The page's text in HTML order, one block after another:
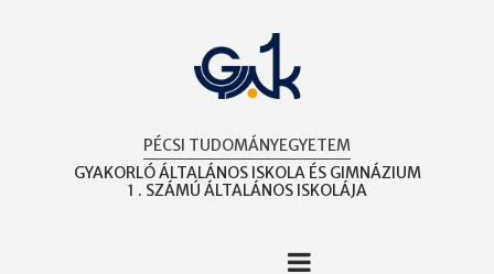
PÉCSI TUDOMÁNYEGYETEM
GYAKORLÓ ÁLTALÁNOS ISKOLA ÉS GIMNÁZIUM
1 . SZÁMÚ ÁLTALÁNOS ISKOLÁJA